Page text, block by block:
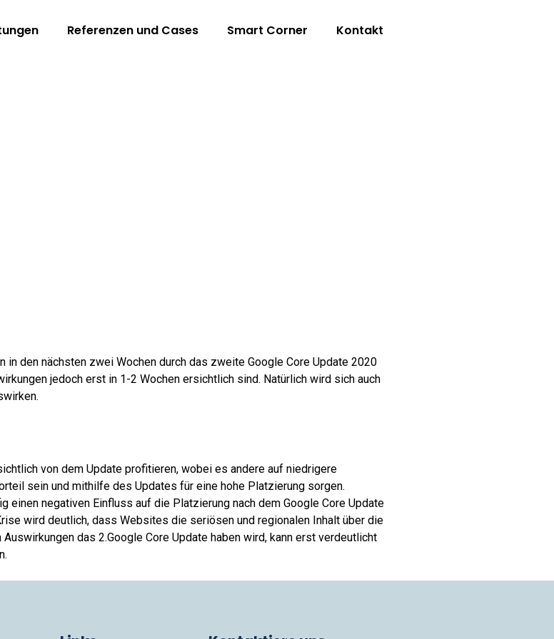
Referenzen und Cases Smart Corner Kontakt
den nächsten zwei Wochen durch das zweite Google Core Update 2020
jedoch erst in 1-2 Wochen ersichtlich sind. Natürlich wird sich auch
von dem Update profitieren, wobei es andere auf niedrigere
sein und mithilfe des Updates für eine hohe Platzierung sorgen.
negativen Einfluss auf die Platzierung nach dem Google Core Update
wird deutlich, dass Websites die seriösen und regionalen Inhalt über die
das 2.Google Core Update haben wird, kann erst verdeutlicht